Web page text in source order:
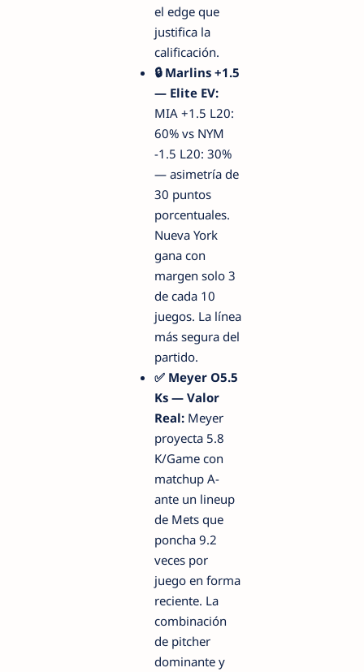
el edge que
justifica la
calificación.
🔒 Marlins +1.5
— Elite EV:
MIA +1.5 L20:
60% vs NYM
-1.5 L20: 30%
— asimetría de
30 puntos
porcentuales.
Nueva York
gana con
margen solo 3
de cada 10
juegos. La línea
más segura del
partido.
✅ Meyer O5.5
Ks — Valor
Real: Meyer
proyecta 5.8
K/Game con
matchup A-
ante un lineup
de Mets que
poncha 9.2
veces por
juego en forma
reciente. La
combinación
de pitcher
dominante y